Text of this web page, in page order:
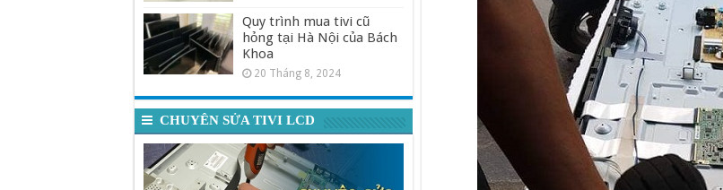
Quy trình mua tivi cũ
hỏng tại Hà Nội của Bách
Khoa
20 Tháng 8, 2024
CHUYÊN SỬA TIVI LCD